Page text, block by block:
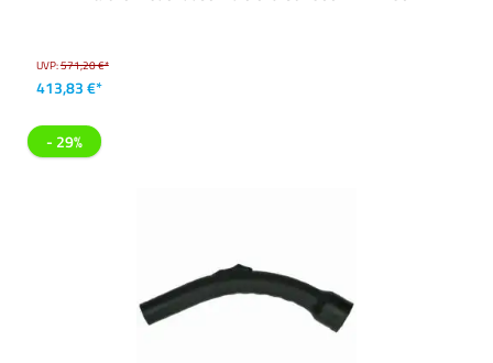
UVP:571,20 €*
413,83 €*
- 29%